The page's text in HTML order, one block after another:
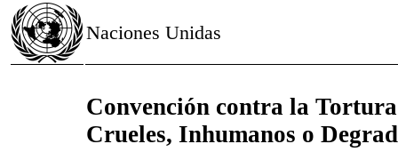
Naciones Unidas
Convención contra la
Crueles, Inhumanos o